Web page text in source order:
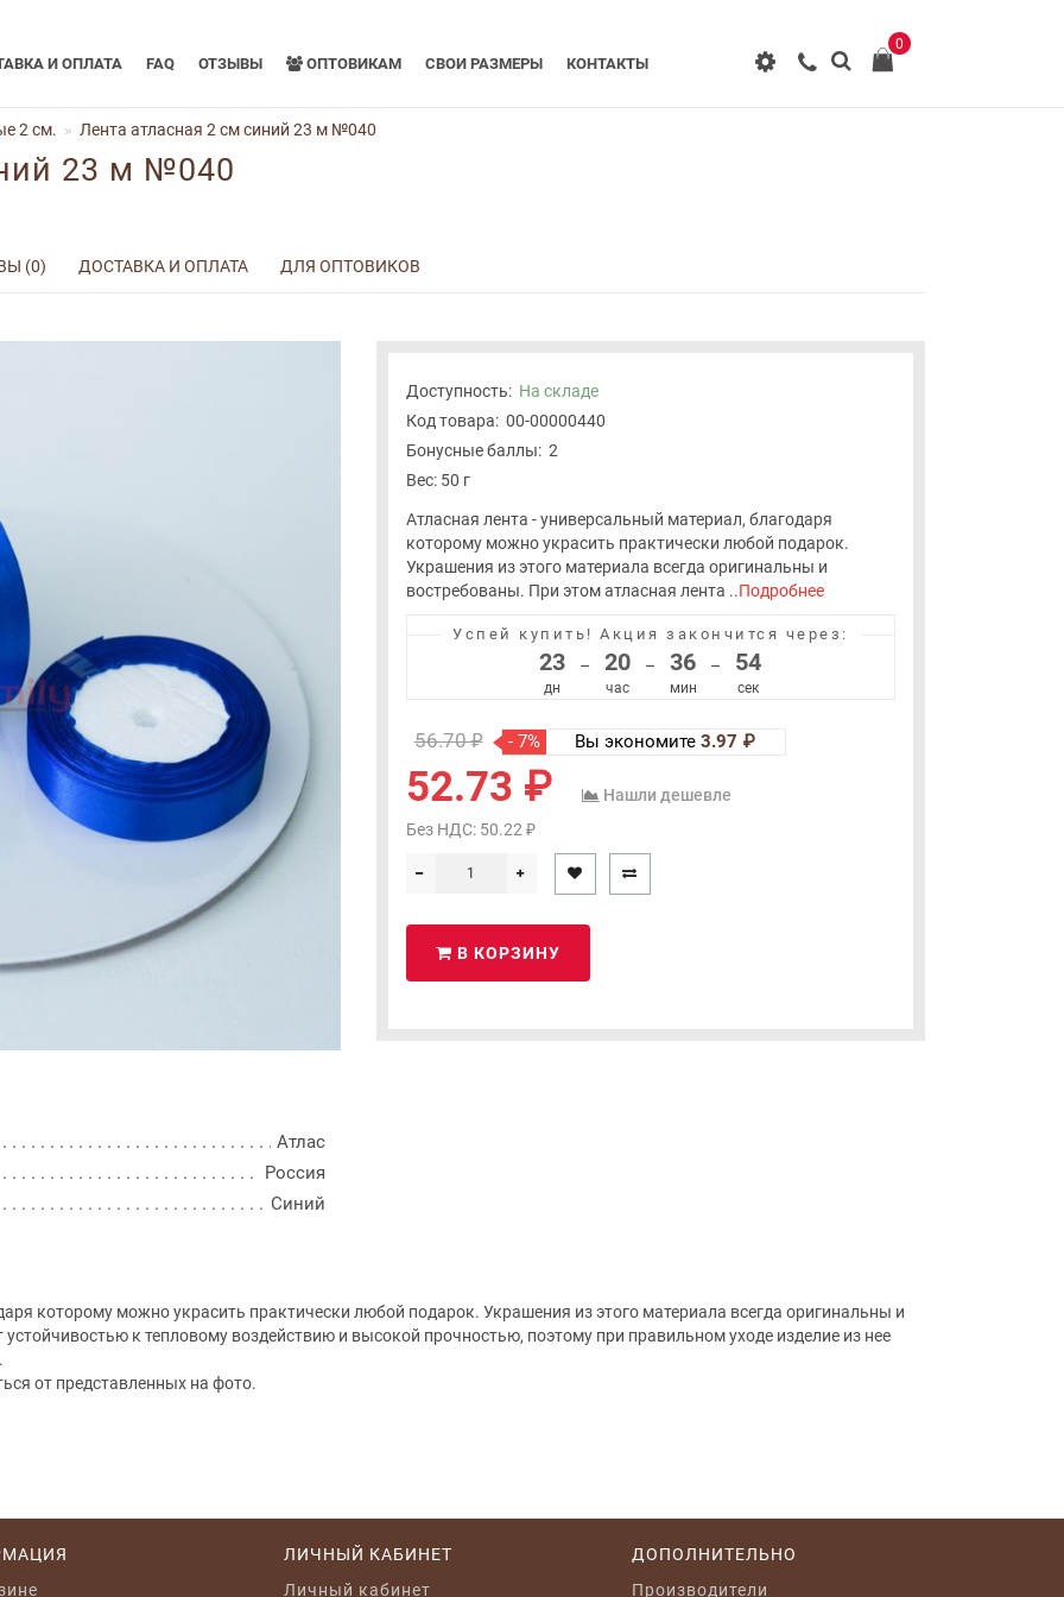
И ОПЛАТА FAQ ОТЗЫВЫ ОПТОВИКАМ СВОИ РАЗМЕРЫ КОНТАКТЫ
0
2 см. Лента атласная 2 см синий 23 м №040
23 м №040
(0) ДОСТАВКА И ОПЛАТА ДЛЯ ОПТОВИКОВ
Атлас
Россия
Синий
Доступность: На складе
Код товара: 00-00000440
Бонусные баллы:2
Вес: 50 г
Атласная лента - универсальный материал, благодаря
которому можно украсить практически любой подарок.
Украшения из этого материала всегда оригинальны и
востребованы. При этом атласная лента ..Подробнее
Успей купить! Акция закончится через:
23
дн
– 20
час
– 36
мин
– 54
сек
56.70 ₽ - 7% Вы экономите 3.97 ₽
52.73 ₽
Нашли дешевле
Без НДС: 50.22 ₽
В КОРЗИНУ
которому можно украсить практически любой подарок. Украшения из этого материала всегда оригинальны и
к тепловому воздействию и высокой прочностью, поэтому при правильном уходе изделие из нее
от представленных на фото.
ЛИЧНЫЙ КАБИНЕТ
Личный кабинет
ДОПОЛНИТЕЛЬНО
Производители